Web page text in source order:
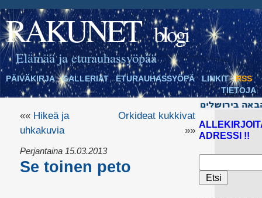
RAKUNET blogi
Elämää ja eturauhassyöpää
PÄIVÄKIRJA GALLERIAT ETURAUHASSYÖPÄ LINKIT
RSS
TIETOJA
«« Hikeä ja
uhkakuvia
Orkideat kukkivat
»»
Perjantaina 15.03.2013
Se toinen peto
ADRESSI !!